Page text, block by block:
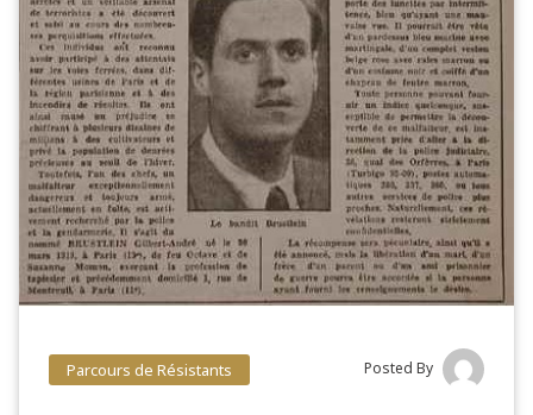
Parcours de Résistants Posted By